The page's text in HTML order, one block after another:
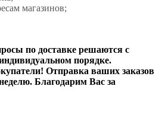
магазинов;
по доставке решаются с
порядке.
Отправка ваших заказов
Благодарим Вас за